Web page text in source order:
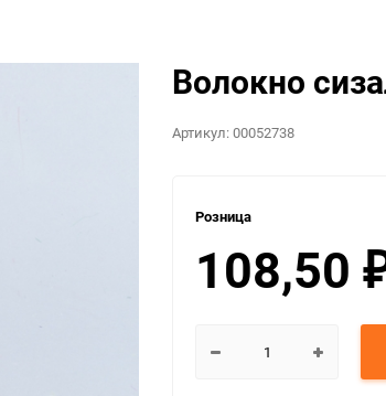
Волокно
Артикул:00052738
Розница
108,50